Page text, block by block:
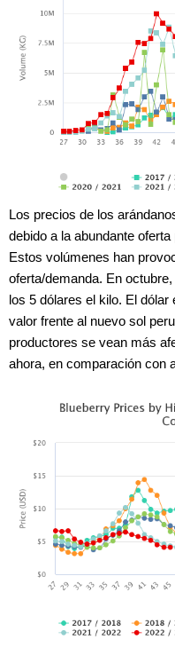
Los precios de los
debido a la abundante
Estos volúmenes han
oferta/demanda. En
los 5 dólares el kilo. El
valor frente al nuevo sol
productores se vean más
ahora, en comparación con